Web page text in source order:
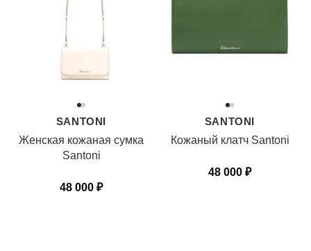
SANTONI
Женская кожаная сумка
Santoni
48 000 ₽
SANTONI
Кожаный клатч Santoni
48 000 ₽